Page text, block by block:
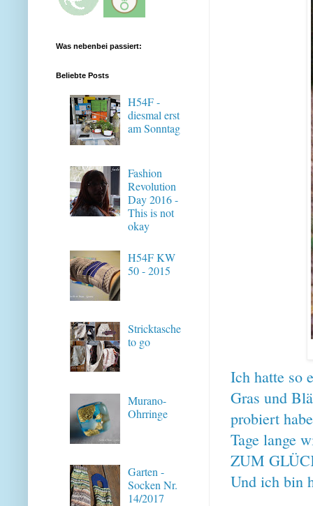
Ich hatte so
Gras und
probiert
Tage lange
ZUM
Und ich bin
Was nebenbei passiert:
Beliebte Posts
H54F -
diesmal erst
am Sonntag
Fashion
Revolution
Day 2016 -
This is not
okay
H54F KW
50 - 2015
Stricktasche
to go
Murano-
Ohrringe
Garten -
Socken Nr.
14/2017